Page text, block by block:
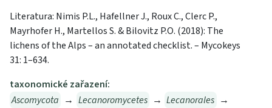
Literatura: Nimis P.L., Hafellner J., Roux C., Clerc P.,
Mayrhofer H., Martellos S. & Bilovitz P.O. (2018): The
lichens of the Alps – an annotated checklist. – Mycokeys
31: 1–634.
taxonomické zařazení:
Ascomycota → Lecanoromycetes → Lecanorales →